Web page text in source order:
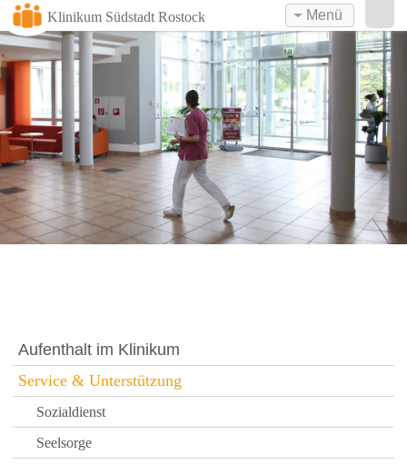
Klinikum Südstadt Rostock Menü
Aufenthalt im Klinikum
Service & Unterstützung
Sozialdienst
Seelsorge